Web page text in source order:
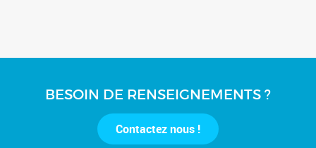
BESOIN DE RENSEIGNEMENTS ?
Contactez nous !